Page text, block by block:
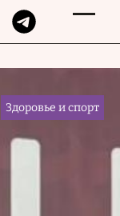
Здоровье и спорт